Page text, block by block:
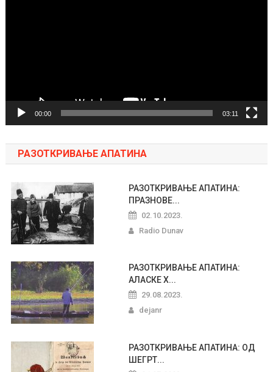
00:00 03:11
РАЗОТКРИВАЊЕ АПАТИНА
РАЗОТКРИВАЊЕ АПАТИНА:
ПРАЗНОВЕ...
02.10.2023.
Radio Dunav
РАЗОТКРИВАЊЕ АПАТИНА:
АЛАСКЕ Х...
29.08.2023.
dejanr
РАЗОТКРИВАЊЕ АПАТИНА: ОД
ШЕГРТ...